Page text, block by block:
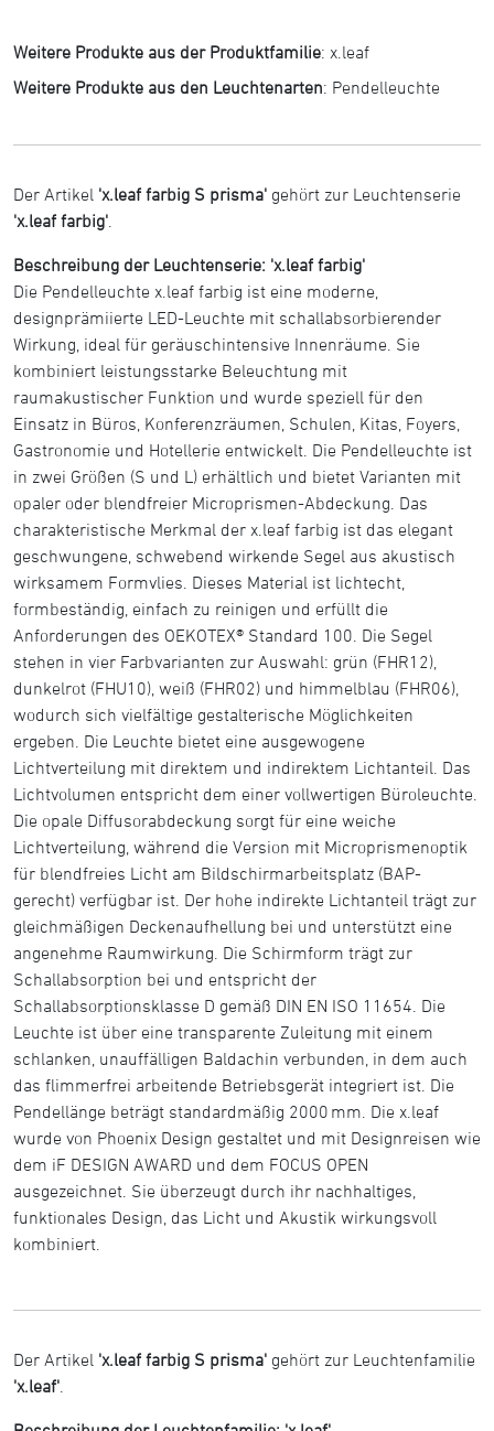
Weitere Produkte aus der Produktfamilie: x.leaf
Weitere Produkte aus den Leuchtenarten: Pendelleuchte
Der Artikel 'x.leaf farbig S prisma' gehört zur Leuchtenserie
'x.leaf farbig'
Beschreibung der Leuchtenserie: 'x.leaf farbig'
Die Pendelleuchte x.leaf farbig ist eine moderne,
designprämiierte LED-Leuchte mit schallabsorbierender
Wirkung, ideal für geräuschintensive Innenräume. Sie
kombiniert leistungsstarke Beleuchtung mit
raumakustischer Funktion und wurde speziell für den
Einsatz in Büros, Konferenzräumen, Schulen, Kitas, Foyers,
Gastronomie und Hotellerie entwickelt. Die Pendelleuchte ist
in zwei Größen (S und L) erhältlich und bietet Varianten mit
opaler oder blendfreier Microprismen-Abdeckung. Das
charakteristische Merkmal der x.leaf farbig ist das elegant
geschwungene, schwebend wirkende Segel aus akustisch
wirksamem Formvlies. Dieses Material ist lichtecht,
formbeständig, einfach zu reinigen und erfüllt die
Anforderungen des OEKOTEX® Standard 100. Die Segel
stehen in vier Farbvarianten zur Auswahl: grün (FHR12),
dunkelrot (FHU10), weiß (FHR02) und himmelblau (FHR06),
wodurch sich vielfältige gestalterische Möglichkeiten
ergeben. Die Leuchte bietet eine ausgewogene
Lichtverteilung mit direktem und indirektem Lichtanteil. Das
Lichtvolumen entspricht dem einer vollwertigen Büroleuchte.
Die opale Diffusorabdeckung sorgt für eine weiche
Lichtverteilung, während die Version mit Microprismenoptik
für blendfreies Licht am Bildschirmarbeitsplatz (BAP-
gerecht) verfügbar ist. Der hohe indirekte Lichtanteil trägt zur
gleichmäßigen Deckenaufhellung bei und unterstützt eine
angenehme Raumwirkung. Die Schirmform trägt zur
Schallabsorption bei und entspricht der
Schallabsorptionsklasse D gemäß DIN EN ISO 11654. Die
Leuchte ist über eine transparente Zuleitung mit einem
schlanken, unauffälligen Baldachin verbunden, in dem auch
das flimmerfrei arbeitende Betriebsgerät integriert ist. Die
Pendellänge beträgt standardmäßig 2000 mm. Die x.leaf
wurde von Phoenix Design gestaltet und mit Designreisen wie
dem iF DESIGN AWARD und dem FOCUS OPEN
ausgezeichnet. Sie überzeugt durch ihr nachhaltiges,
funktionales Design, das Licht und Akustik wirkungsvoll
kombiniert.
Der Artikel 'x.leaf farbig S prisma' gehört zur Leuchtenfamilie
'x.leaf'